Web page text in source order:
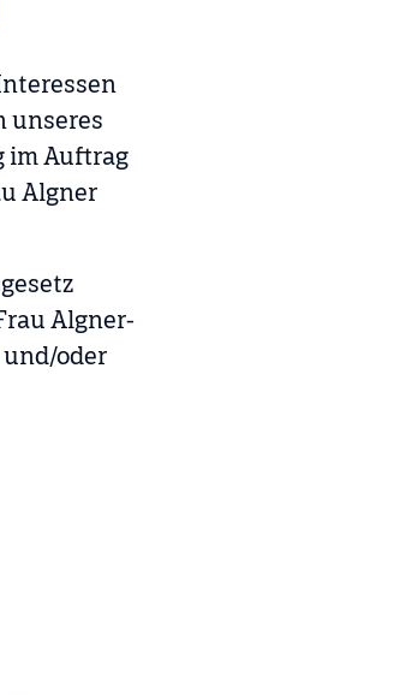
unseres
im Auftrag
Algner
Algner-
oder